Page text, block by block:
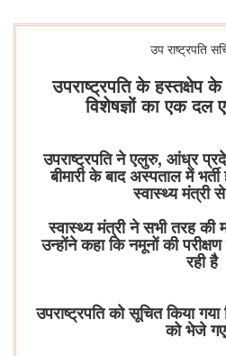
उप राष्ट्रपति
उपराष्ट्रपति के हस्तक्षेप
विशेषज्ञों का एक दल
उपराष्ट्रपति ने एलुरु, आंध्र
बीमारी के बाद अस्पताल में
स्वास्थ्य मंत्री
स्वास्थ्य मंत्री ने सभी तरह की
उन्होंने कहा कि नमूनों की परीक्षण
रही है
उपराष्ट्रपति को सूचित किया
को भेजे